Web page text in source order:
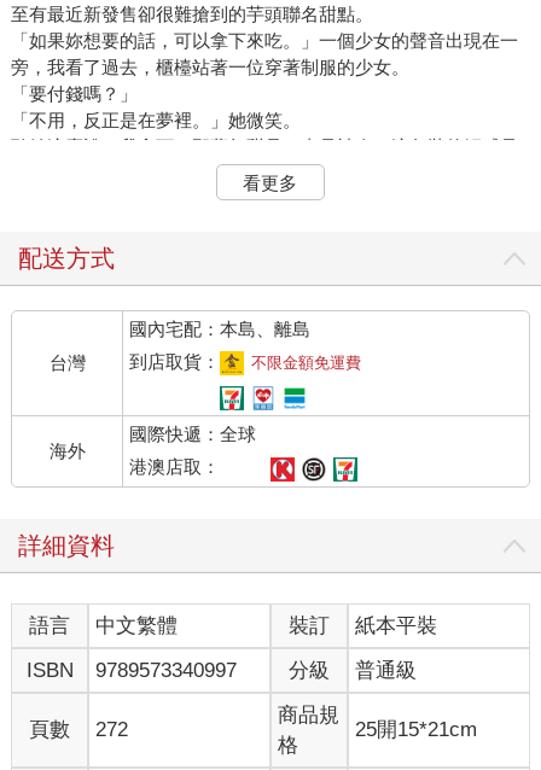
至有最近新發售卻很難搶到的芋頭聯名甜點。
「如果妳想要的話，可以拿下來吃。」一個少女的聲音出現在一
旁，我看了過去，櫃檯站著一位穿著制服的少女。
「要付錢嗎？」
「不用，反正是在夢裡。」她微笑。
如此真實，卻是在夢之中。
我撕開了塑膠，將滿滿餡料的芋頭推了出來，然後輕咬一口。
新聞捧得像是什麼絕世佳餚呢？
「覺得失望？」少女問。
「也不是，但就……很普通。」
她輕笑，彷彿理所當然一般，「因為這裡是夢境，全部都是根據
妳的想像構成，若是妳沒吃過的食物，或許就只能根據妳對差不
多食物的平均口味來呈現。」
「所以我還是得現實裡吃才行。」
「那是當然，任何事情都還是得現實做才行。」她意有所指，我
也了然於胸。
我又拿下了旁邊架上的洋芋片打開來吃，嗯，就跟我記憶中的味
逛了一圈後，我滿足了，終於走到櫃檯邊。
「把妳想要祈求的戀情，寫到這上面吧，二十個字以內，別忘了
寫上雙方的名字。」
我拿著筆遲遲沒有動作，因為我正看著外頭的櫻花雨。
「外面可以出去嗎？」
「可以。」
「妳可以去走走看。」少女說。
我看了看外頭，在便利商店旁有棵碩大的櫻花樹豎立在那，滿開
看更多
配送方式
台灣
國內宅配：本島、離島
到店取貨：
不限金額免運費
海外
國際快遞：全球
港澳店取：
詳細資料
語言 中文繁體 裝訂
紙本平裝
ISBN
9789573340997 分級 普通級
頁數 272
商品規
格
25開15*21cm